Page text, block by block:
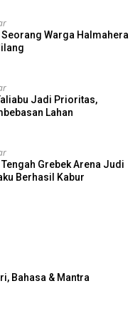
Warga Halmahera
Jadi Prioritas,
Lahan
Grebek Arena Judi
Berhasil Kabur
Bahasa & Mantra